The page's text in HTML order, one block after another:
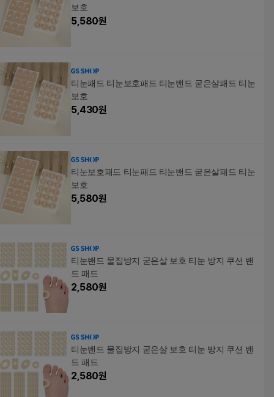
보호
5,580원
티눈패드 티눈보호패드 티눈밴드 굳은살패드 티눈
보호
5,430원
티눈보호패드 티눈패드 티눈밴드 굳은살패드 티눈
보호
5,580원
티눈밴드 물집방지 굳은살 보호 티눈 방지 쿠션 밴
드 패드
2,580원
티눈밴드 물집방지 굳은살 보호 티눈 방지 쿠션 밴
드 패드
2,580원